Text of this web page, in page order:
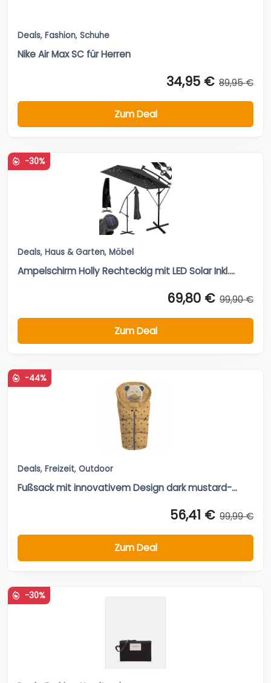
Deals, Fashion, Schuhe
Nike Air Max SC für Herren
34,95 € 89,95 €
Zum Deal
-30%
Deals, Haus & Garten, Möbel
Ampelschirm Holly Rechteckig mit LED Solar Inkl....
69,80 € 99,90 €
Zum Deal
-44%
Deals, Freizeit, Outdoor
Fußsack mit innovativem Design dark mustard-...
56,41 € 99,99 €
Zum Deal
-30%